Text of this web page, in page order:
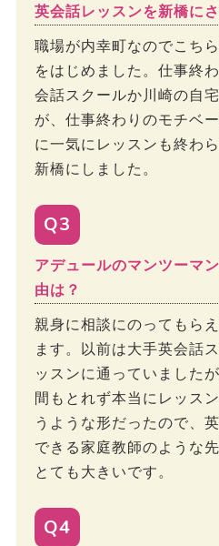
英会話レッスンを新橋に
職場が内幸町なのでこち
をはじめました。仕事終
会話スクールか川崎の自
が、仕事終わりのモチベ
に一気にレッスンも終わ
新橋にしました。
Q3
アデュールのマンツーマ
由は？
親身に相談にのってもら
ます。以前は大手英会話
ッスンに通っていました
間もとれず本当にレッス
うような形だったので、
できる家庭教師のような
とても大きいです。
Q4